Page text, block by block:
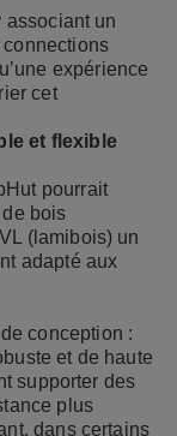
associant un
expérience
cet
et flexible
pourrait
bois
(lamibois) un
adapté aux
conception :
et de haute
supporter des
plus
dans certains